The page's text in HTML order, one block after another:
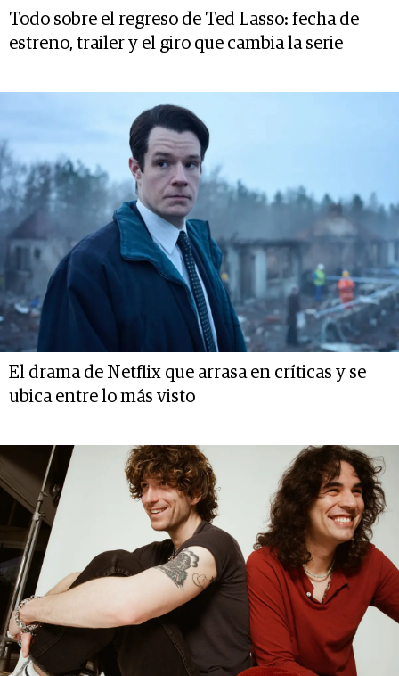
Todo sobre el regreso de Ted Lasso: fecha de
estreno, trailer y el giro que cambia la serie
El drama de Netflix que arrasa en críticas y se
ubica entre lo más visto